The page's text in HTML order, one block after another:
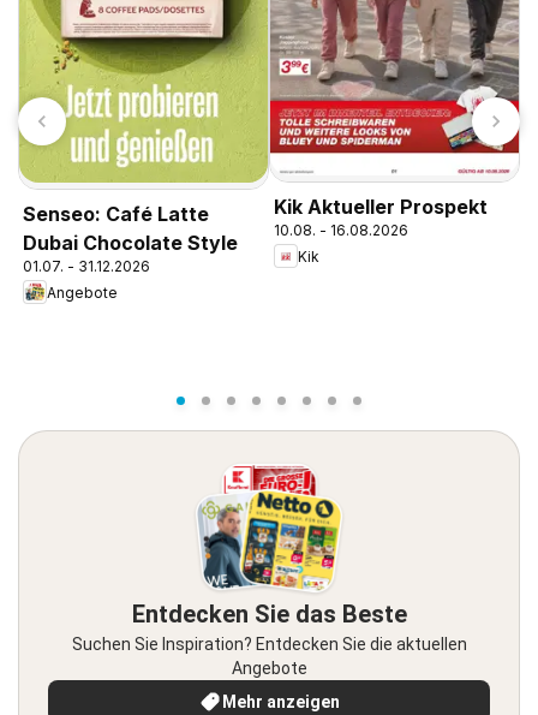
Senseo: Café Latte
Dubai Chocolate Style
01.07. - 31.12.2026
Angebote
Kik Aktueller Prospekt
10.08. - 16.08.2026
Kik
Entdecken Sie das Beste
Suchen Sie Inspiration? Entdecken Sie die aktuellen
Angebote
Mehr anzeigen